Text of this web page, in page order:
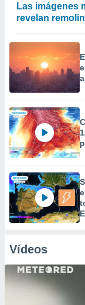
Las imágenes
revelan
Vídeos